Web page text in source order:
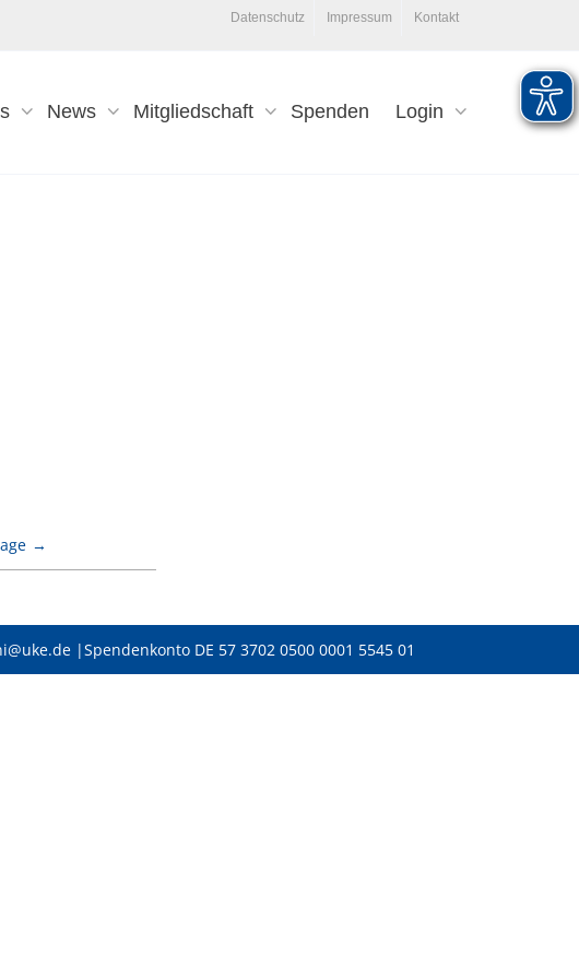
Datenschutz Impressum Kontakt
News Mitgliedschaft Spenden Login
|Spendenkonto DE 57 3702 0500 0001 5545 01